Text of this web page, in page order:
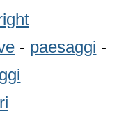
- paesaggi -